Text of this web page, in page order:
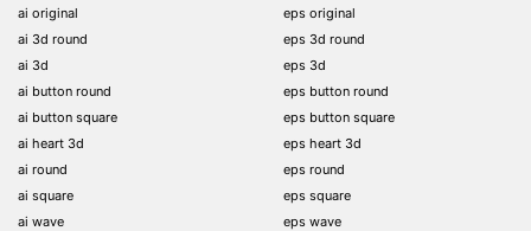
ai original
ai 3d round
ai 3d
ai button round
ai button square
ai heart 3d
ai round
ai square
ai wave
eps original
eps 3d round
eps 3d
eps button round
eps button square
eps heart 3d
eps round
eps square
eps wave